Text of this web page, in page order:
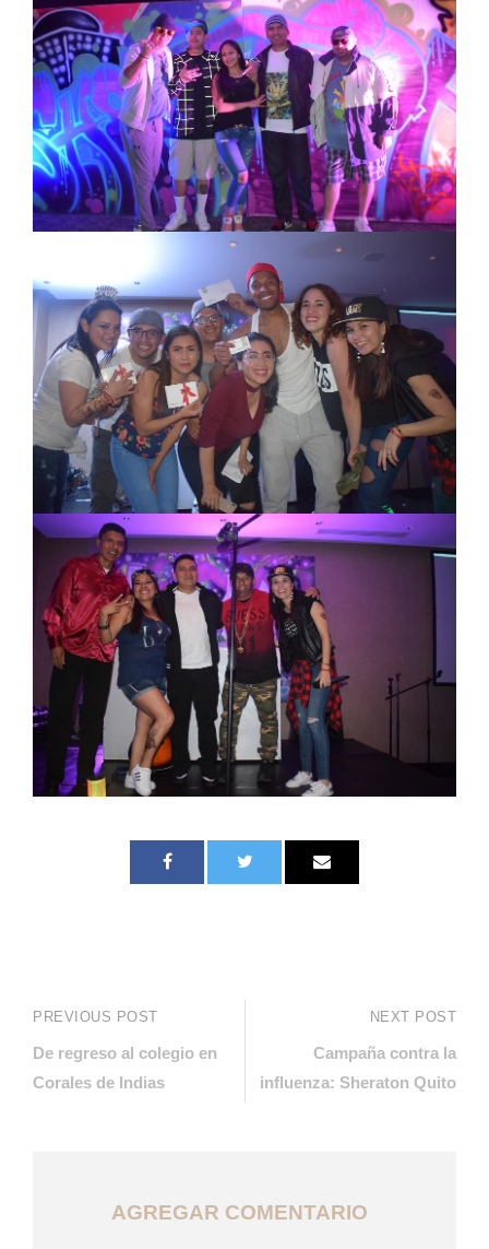
PREVIOUS POST
De regreso al colegio en
Corales de Indias
NEXT POST
Campaña contra la
influenza: Sheraton Quito
AGREGAR COMENTARIO